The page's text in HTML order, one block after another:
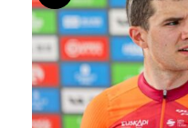
bazkideen zerrenda,
duten interes legitimoa
dezakezun ikusteko.
Lortu zure datu